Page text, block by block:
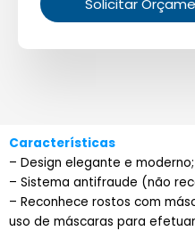
Características
– Design elegante e moderno;
– Sistema antifraude (não
– Reconhece rostos com
uso de máscaras para